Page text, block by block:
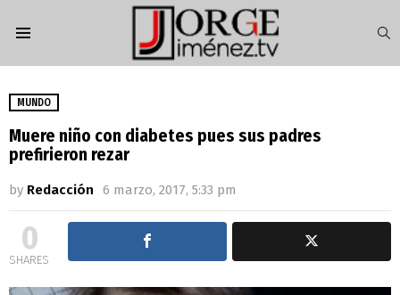
MUNDO
Muere niño con diabetes pues sus padres
prefirieron rezar
by Redacción 6 marzo, 2017, 5:33 pm
0
SHARES